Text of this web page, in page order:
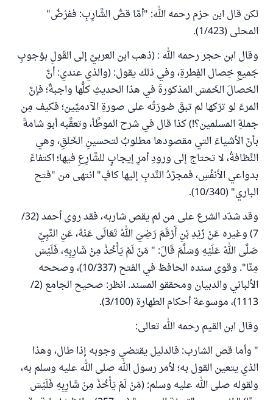
لكن قال ابن حزم رحمه الله: "أمَّا قصُّ الشَّارِبِ: ففرْضٌ"
المحلى (1/423).
وقال ابن حجر رحمه الله : (ذهب ابن العربيِّ إلى القَولِ بوُجوبِ
جَميعِ خِصال الفِطرةِ، وفي ذلك يقول: (والذي عندي: أنَّ
الخصالَ الخَمسَ المذكورةَ في هذا الحديثِ كلُّها واجبةٌ؛ فإنَّ
المرءَ لو ترَكها لم تبقَ صُورَتُه على صورةِ الآدميِّين؛ فكيف مِن
جملةِ المسلمين؟!) كذا قال في شرح الموطَّأ، وتعقَّبه أبو شامةَ
بأنَّ الأشياءَ التي مقصودها مطلوبٌ لتحسينِ الخَلقِ، وهي
النَّظافةُ، لا تحتاج إلى ورودِ أمرِ إيجابٍ للشَّارِعِ فيها؛ اكتفاءً
بدواعي الأنفُسِ، فمجرَّدُ النَّدبِ إليها كافٍ" انتهى من "فتح
الباري" (10/340).
وقد شدّد الشرع على من لم يقص شاربه، فقد روى أحمد (32/
7) وغيره عَنْ زَيْدِ بْنِ أَرْقَمَ رَضِيَ اللهُ تَعَالَى عَنْهُ، عَنِ النَّبِيِّ
صَلَّى اللهُ عَلَيْهِ وَسَلَّمَ قَالَ: " مَنْ لَمْ يَأْخُذْ مِنْ شَارِبِهِ، فَلَيْسَ
مِنَّا". وقوى سنده الحافظ في الفتح (10/337)، وصححه
الألباني والدبيان ومحققو المسند. انظر: صحيح الجامع (2/
1113)، موسوعة أحكام الطهارة (3/100).
وقال ابن القيم رحمه الله تعالى:
" وأما قص الشارب: فالدليل يقتضي وجوبه إذا طال، وهذا
الذي يتعين القول به؛ لأمر رسول الله صلى الله عليه وسلم به،
ولقوله صلى الله عليه وسلم: (مَنْ لَمْ يَأْخُذْ مِنْ شَارِبِهِ فَلَيْسَ